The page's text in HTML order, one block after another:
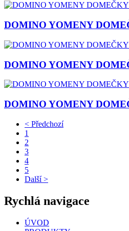
DOMINO YOMENY
DOMINO YOMENY
DOMINO YOMENY
< Předchozí
1
2
3
4
5
Další>
Rychlá navigace
ÚVOD